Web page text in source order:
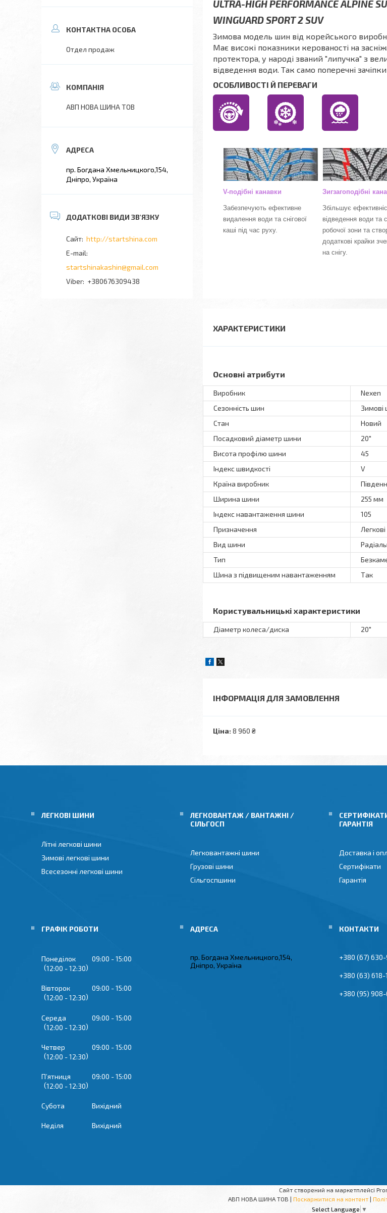
ULTRA-HIGH PERFORMANCE ALPINE
WINGUARD SPORT 2 SUV
Зимова модель шин від корейського
Має високі показники керованості на
протектора, у народі званий "липучка" з
відведення води. Так само поперечні
ОСОБЛИВОСТІ Й ПЕРЕВАГИ
V-подібні канавки
Забезпечують ефективне
видалення води та снігової
каші під час руху.
Зигзагоподібні
Збільшує
відведення води та
робочої зони та
додаткові крайки
на снігу.
ХАРАКТЕРИСТИКИ
Основні атрибути
Виробник
Nexen
Сезонність шин
Зимові
Стан
Новий
Посадковий діаметр шини
20"
Висота профілю шини
45
Індекс швидкості
V
Країна виробник
Ширина шини
255 мм
Індекс навантаження шини
105
Призначення
Легкові
Вид шини
Тип
Шина з підвищеним навантаженням
Так
Користувальницькі характеристики
Діаметр колеса/диска 20"
ІНФОРМАЦІЯ ДЛЯ ЗАМОВЛЕННЯ
Ціна: 8 960 ₴
Отдел продаж
АВП НОВА ШИНА ТОВ
пр. Богдана Хмельницкого,154,
Дніпро, Україна
http://startshina.com
startshinakashin@gmail.com
+380676309438
ЛЕГКОВІ ШИНИ
Літні легкові шини
Зимові легкові шини
Всесезонні легкові шини
ЛЕГКОВАНТАЖ / ВАНТАЖНІ /
СІЛЬГОСП
Легковантажні шини
Грузові шини
Сільгоспшини
ГАРАНТІЯ
Доставка і
Сертифікати
Гарантія
ГРАФІК РОБОТИ
Понеділок 09:00
15:00
12:00
12:30
Вівторок 09:00
15:00
12:00
12:30
Середа 09:00
15:00
12:00
12:30
Четвер 09:00
15:00
12:00
12:30
Пʼятниця 09:00
15:00
12:00
12:30
Субота Вихідний
Неділя Вихідний
пр. Богдана Хмельницкого,154,
Дніпро, Україна
+380 (67)
+380 (63)
+380 (95)
Сайт створений на маркетплейсі
АВП НОВА ШИНА ТОВ | Поскаржитися на контент |
Select Language ▼